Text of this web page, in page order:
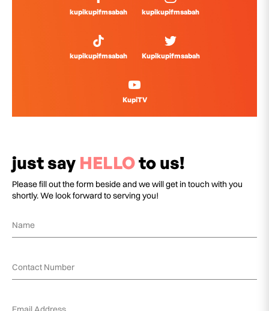
kupikupifmsabah kupikupifmsabah
kupikupifmsabah Kupikupifmsabah
KupiTV
just say HELLOto us!
Please fill out the form beside and we will get in touch with you
shortly. We look forward to serving you!